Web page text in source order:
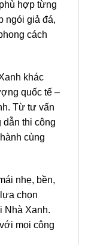
hợp từng
ngói giả đá,
cách
khác
quốc tế –
Từ tư vấn
thi công
cùng
nhẹ, bền,
chọn
Nhà Xanh.
mọi công